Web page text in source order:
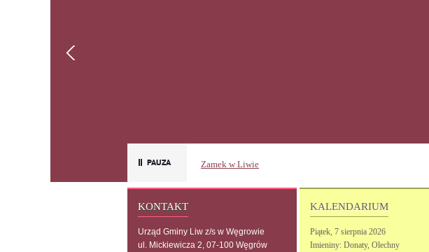
Zamek w Liwie
KONTAKT
Urząd Gminy Liw z/s w Węgrowie
ul. Mickiewicza 2, 07-100 Węgrów
KALENDARIUM
Piątek, 7 sierpnia 2026
Imieniny: Donaty, Olechny